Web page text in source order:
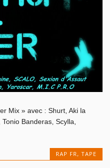
Mix » avec : Shurt, Aki la
Banderas, Scylla,
RAP FR , TAPE